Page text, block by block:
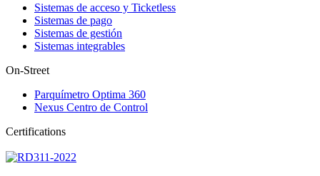
Sistemas de acceso y Ticketless
Sistemas de pago
Sistemas de gestión
Sistemas integrables
On-Street
Parquímetro Optima 360
Nexus Centro de Control
Certifications